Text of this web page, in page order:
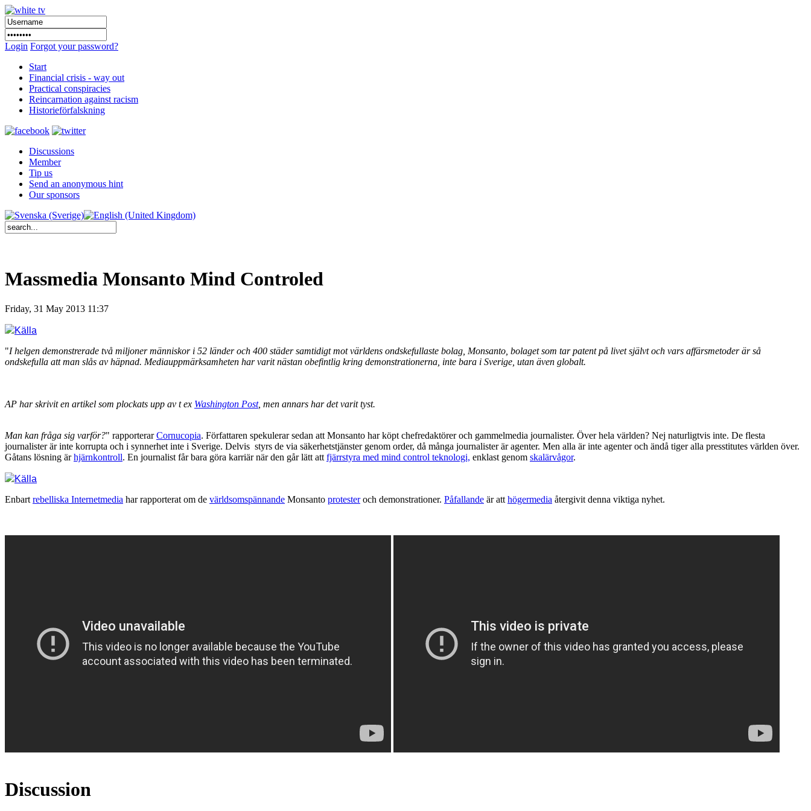
Login Forgot your password?
Start
Financial crisis - way out
Practical conspiracies
Reincarnation against racism
Historieförfalskning
Discussions
Member
Tip us
Send an anonymous hint
Our sponsors
Massmedia Monsanto Mind Controled
Friday, 31 May 2013 11:37
Källa
"I helgen demonstrerade två miljoner människor i 52 länder och 400 städer samtidigt mot världens ondskefullaste bolag, Monsanto, bolaget som tar patent på livet självt och vars affärsmetoder är så
ondskefulla att man slås av häpnad. Mediauppmärksamheten har varit nästan obefintlig kring demonstrationerna, inte bara i Sverige, utan även globalt.
AP har skrivit en artikel som plockats upp av t ex Washington Post, men annars har det varit tyst.
Man kan fråga sig varför?" rapporterarCornucopia. Författaren spekulerar sedan att Monsanto har köpt chefredaktörer och gammelmedia journalister. Över hela världen? Nej naturligtvis inte. De flesta
journalister är inte korrupta och i synnerhet inte i Sverige. Delvis styrs de via säkerhetstjänster genom order, då många journalister är agenter. Men alla är inte agenter och ändå tiger alla presstitutes världen över.
Gåtans lösning ärhjärnkontroll. En journalist får bara göra karriär när den går lätt att fjärrstyra med mind control teknologi, enklast genom skalärvågor.
Källa
Enbart rebelliska Internetmedia har rapporterat om de världsomspännande Monsanto protesteroch demonstrationer. Påfallande är att högermedia återgivit denna viktiga nyhet.
Discussion